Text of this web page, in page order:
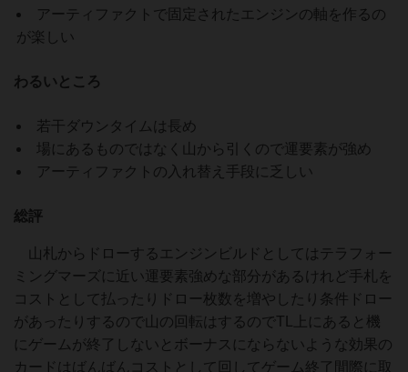
アーティファクトで固定されたエンジンの軸を作るの
が楽しい
わるいところ
若干ダウンタイムは長め
場にあるものではなく山から引くので運要素が強め
アーティファクトの入れ替え手段に乏しい
総評
山札からドローするエンジンビルドとしてはテラフォー
ミングマーズに近い運要素強めな部分があるけれど手札を
コストとして払ったりドロー枚数を増やしたり条件ドロー
があったりするので山の回転はするのでTL上にあると機
にゲームが終了しないとボーナスにならないような効果の
カードはばんばんコストとして回してゲーム終了間際に取